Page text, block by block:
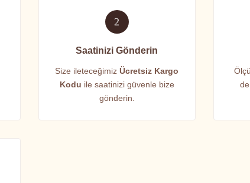
2
Saatinizi Gönderin
Size ileteceğimizÜcretsiz Kargo
Kodu ile saatinizi güvenle bize
gönderin.